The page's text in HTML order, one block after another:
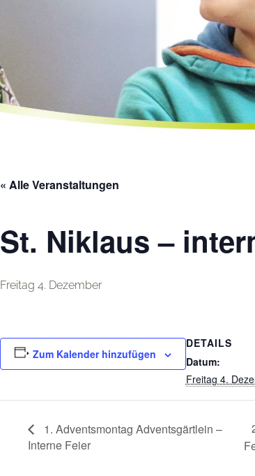
« Alle Veranstaltungen
St. Niklaus –
Freitag 4. Dezember
Zum Kalender hinzufügen
DETAILS
Datum:
Freitag 4.
1. Adventsmontag Adventsgärtlein –
Interne Feier